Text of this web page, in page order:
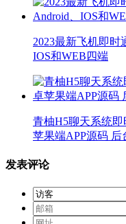
2023最新飞机即时
IOS和WEB四端
青柚H5聊天系统
苹果端APP源码 后
发表评论